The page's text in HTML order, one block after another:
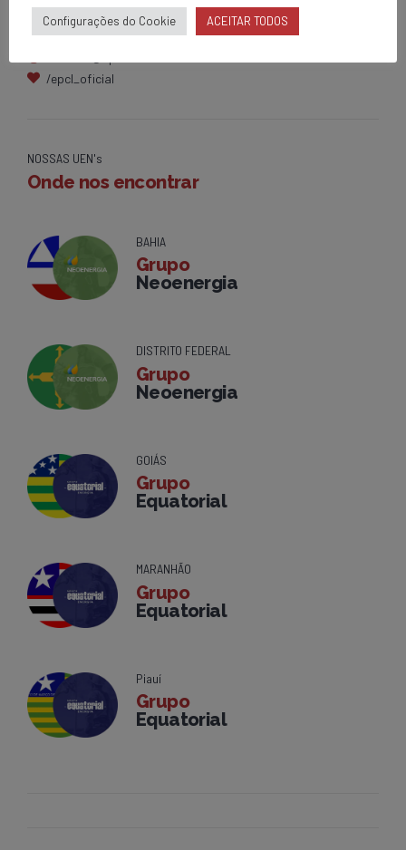
Brumado - BA
0800 284 2269
/epcl_oficial
NOSSAS UEN's
Onde nos encontrar
BAHIA
Grupo
Neoenergia
DISTRITO FEDERAL
Grupo
Neoenergia
GOIÁS
Grupo
Equatorial
MARANHÃO
Grupo
Equatorial
Piauí
Grupo
Equatorial
Configurações do Cookie ACEITAR TODOS